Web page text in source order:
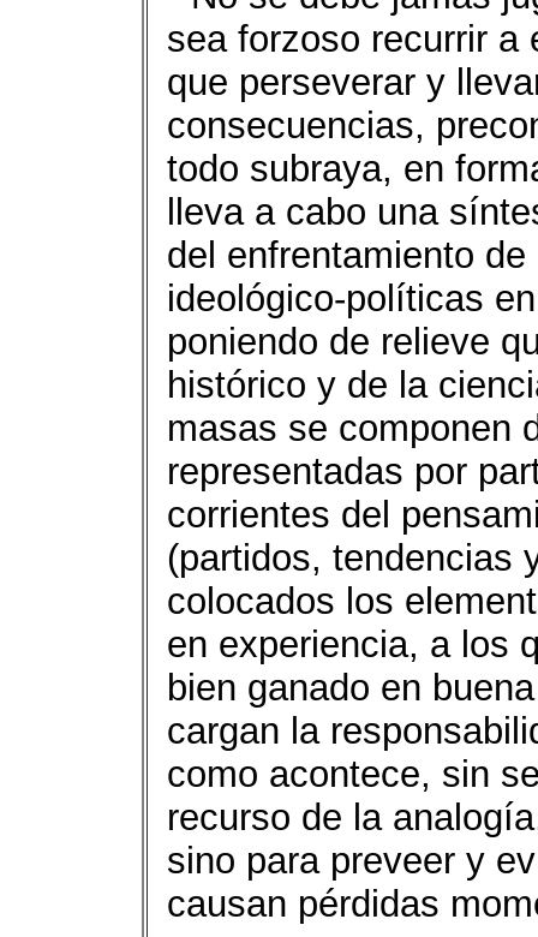
sea forzoso recurrir a
que perseverar y
consecuencias,
todo subraya, en
lleva a cabo una
del enfrentamiento
ideológico-políticas
poniendo de relieve
histórico y de la
masas se componen
representadas por
corrientes del
(partidos, tendencias
colocados los
en experiencia, a los
bien ganado en
cargan la
como acontece, sin
recurso de la
sino para preveer y
causan pérdidas